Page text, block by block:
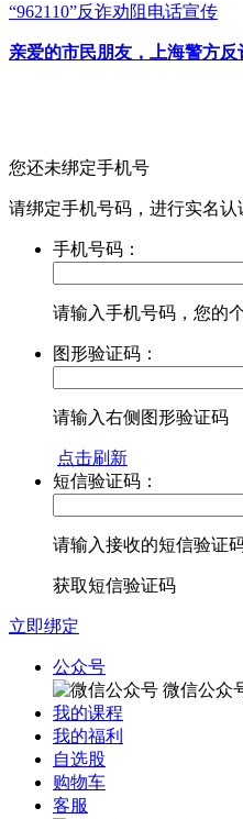
“962110”反诈劝阻电话宣传
亲爱的市民朋友，上海警方反
您还未绑定手机号
请绑定手机号码，进行实名认
手机号码：
请输入手机号码，您的
图形验证码：
请输入右侧图形验证码
点击刷新
短信验证码：
请输入接收的短信验证
获取短信验证码
立即绑定
公众号
微信公众
我的课程
我的福利
自选股
购物车
客服